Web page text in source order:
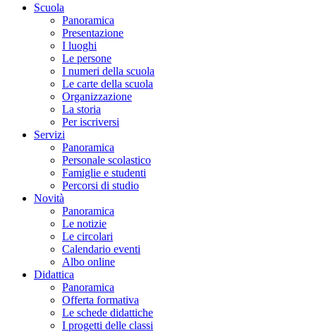
Scuola
Panoramica
Presentazione
I luoghi
Le persone
I numeri della scuola
Le carte della scuola
Organizzazione
La storia
Per iscriversi
Servizi
Panoramica
Personale scolastico
Famiglie e studenti
Percorsi di studio
Novità
Panoramica
Le notizie
Le circolari
Calendario eventi
Albo online
Didattica
Panoramica
Offerta formativa
Le schede didattiche
I progetti delle classi